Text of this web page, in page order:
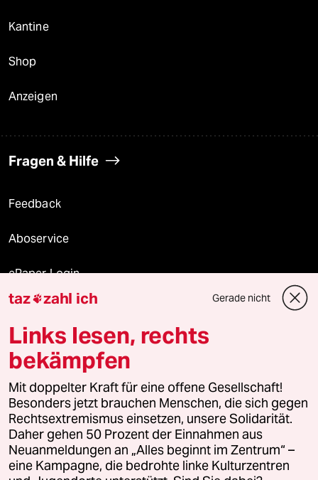
Kantine
Shop
Anzeigen
Fragen & Hilfe
Feedback
Aboservice
ePaper Login
Downloads für Abonnierende
© 2026 taz Verlags und Vertriebs GmbH
Alle Rechte vorbehalten. Bei rechtlichen Fragen oder für Genehmigungen
wenden Sie sich bitte an
lizenzen@taz.de
Feedback Redaktionsstatut Kommune-Richtlinien
Leitlinie Informant Datenschutz Impressum AGB
taz zahl ich Gerade nicht
Links lesen, rechts
bekämpfen
Mit doppelter Kraft für eine offene Gesellschaft!
Besonders jetzt brauchen Menschen, die sich gegen
Rechtsextremismus einsetzen, unsere Solidarität.
Daher gehen 50 Prozent der Einnahmen aus
Neuanmeldungen an „Alles beginnt im Zentrum“ –
eine Kampagne, die bedrohte linke Kulturzentren